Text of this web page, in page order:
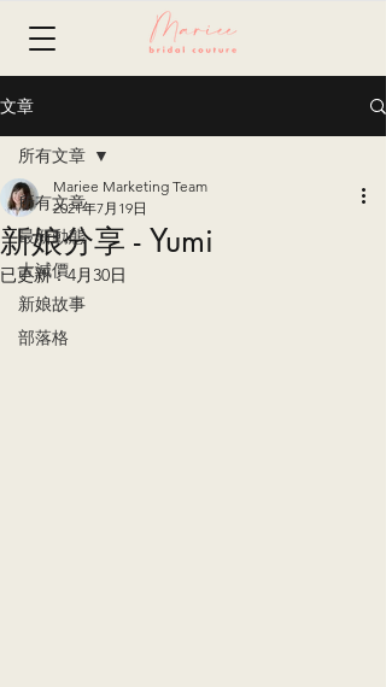
文章
所有文章
最新動態
大減價
新娘故事
部落格
所有文章
新娘分享 - Yumi
Mariee Marketing Team
2021年7月19日
已更新：4月30日